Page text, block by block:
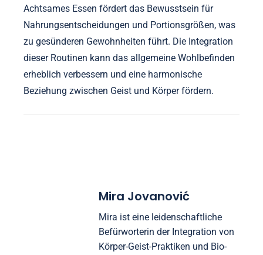
Achtsames Essen fördert das Bewusstsein für
Nahrungsentscheidungen und Portionsgrößen, was
zu gesünderen Gewohnheiten führt. Die Integration
dieser Routinen kann das allgemeine Wohlbefinden
erheblich verbessern und eine harmonische
Beziehung zwischen Geist und Körper fördern.
Mira Jovanović
Mira ist eine leidenschaftliche
Befürworterin der Integration von
Körper-Geist-Praktiken und Bio-